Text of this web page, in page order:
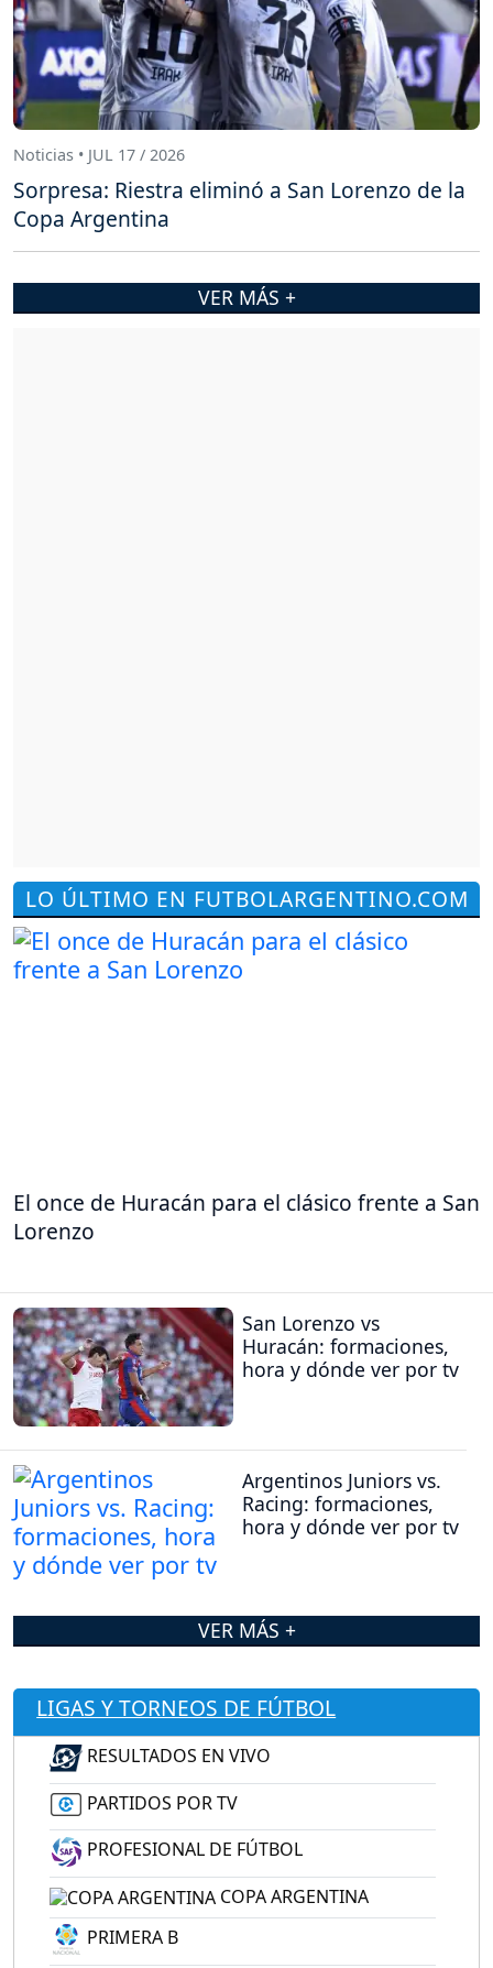
LO ÚLTIMO EN FUTBOLARGENTINO.COM
El once de Huracán para el clásico frente a San
Lorenzo
San Lorenzo vs
Huracán: formaciones,
hora y dónde ver por tv
Argentinos Juniors vs.
Racing: formaciones,
hora y dónde ver por tv
VER MÁS +
LIGAS Y TORNEOS DE FÚTBOL
RESULTADOS EN VIVO
PARTIDOS POR TV
PROFESIONAL DE FÚTBOL
COPA ARGENTINA
PRIMERA B
Noticias • JUL 17 / 2026
Sorpresa: Riestra eliminó a San Lorenzo de la
Copa Argentina
VER MÁS +